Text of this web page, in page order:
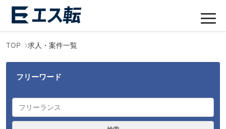
TOP 求人・案件一覧
フリーワード